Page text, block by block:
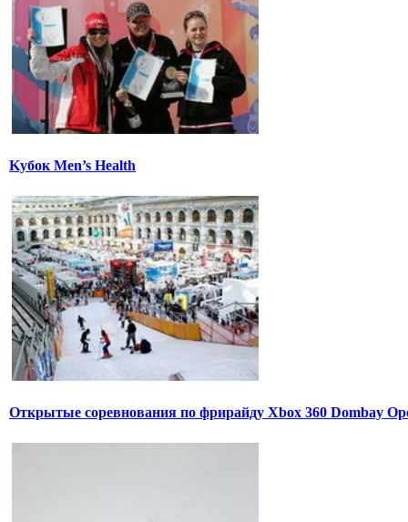
Kубок Men’s Health
Открытые соревнования по фрирайду Xbox 360 Dombay